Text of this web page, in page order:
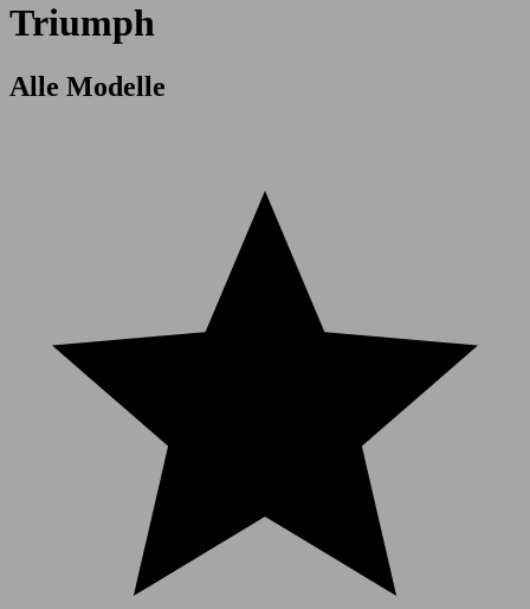
Triumph
Alle Modelle